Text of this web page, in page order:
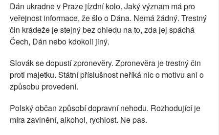
Dán ukradne v Praze jízdní kolo. Jaký význam má pro
veřejnost informace, že šlo o Dána. Nemá žádný. Trestný
čin krádeže je stejný bez ohledu na to, zda jej spáchá
Čech, Dán nebo kdokoli jiný.
Slovák se dopustí zpronevěry. Zpronevěra je trestný čin
proti majetku. Státní příslušnost neříká nic o motivu ani o
způsobu provedení.
Polský občan způsobí dopravní nehodu. Rozhodující je
míra zavinění, alkohol, rychlost. Ne pas.